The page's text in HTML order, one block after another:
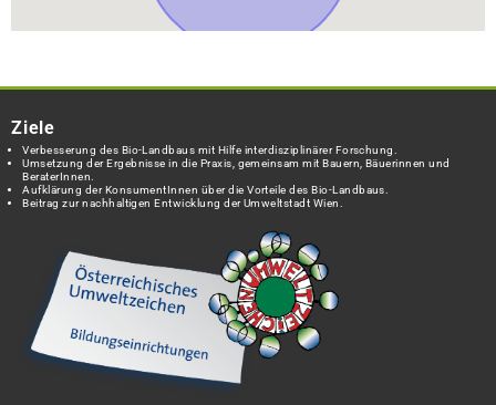
Ziele
Verbesserung des Bio-Landbaus mit Hilfe interdisziplinärer Forschung.
Umsetzung der Ergebnisse in die Praxis, gemeinsam mit Bauern, Bäuerinnen und
BeraterInnen.
Aufklärung der KonsumentInnen über die Vorteile des Bio-Landbaus.
Beitrag zur nachhaltigen Entwicklung der Umweltstadt Wien.